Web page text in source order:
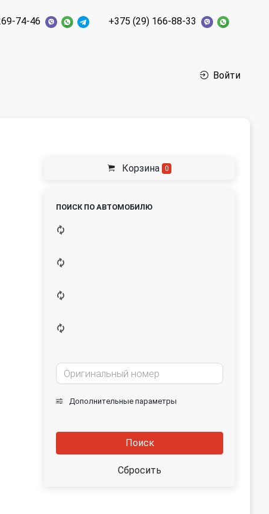
74-46 +375 (29) 166-88-33
Войти
Корзина 0
ПОИСК ПО АВТОМОБИЛЮ
Дополнительные параметры
Поиск
Сбросить